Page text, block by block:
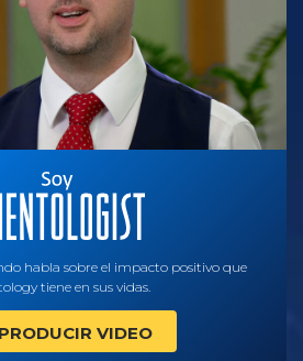
habla sobre el impacto positivo que
tiene en sus vidas.
VIDEO